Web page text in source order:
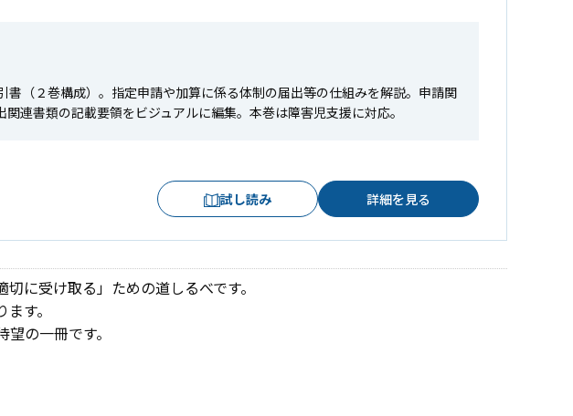
（２巻構成）。指定申請や加算に係る体制の届出等の仕組みを解説。申請関
連書類の記載要領をビジュアルに編集。本巻は障害児支援に対応。
試し読み 詳細を見る
に受け取る」ための道しるべです。
す。
の一冊です。